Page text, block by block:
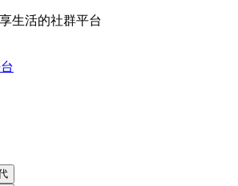
生活的社群平台